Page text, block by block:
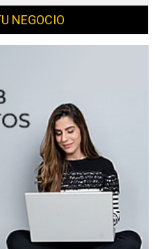
NEGOCIO